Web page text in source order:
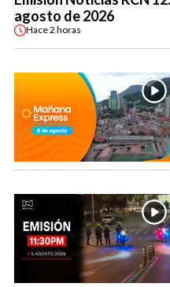
agosto de 2026
Hace2 horas